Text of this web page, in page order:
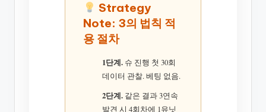
Strategy
Note: 3의 법칙 적
용 절차
1단계. 슈 진행 첫 30회
데이터 관찰. 베팅 없음.
2단계. 같은 결과 3연속
발견 시 4회차에 1유닛